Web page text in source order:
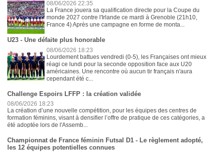
08/06/2026 22:35
La France jouera sa qualification directe pour la Coupe du
monde 2027 contre l'Irlande ce mardi à Grenoble (21h10,
France 4) Après une campagne en forme de monta...
U23 - Une défaite plus honorable
08/06/2026 18:23
Lourdement battues vendredi (0-5), les Françaises ont mieux
réagi ce lundi pour la seconde opposition face aux U20
américaines. Une rencontre où aucun tir français n'aura
cependant été c...
Challenge Espoirs LFFP : la création validée
08/06/2026 18:23
La création d’une nouvelle compétition, pour les équipes des centres de
formation féminins, visant à densifier l’offre de pratique de ces catégories, a
été adoptée lors de l'Assemb...
Championnat de France féminin Futsal D1 - Le règlement adopté,
les 12 équipes potentielles connues